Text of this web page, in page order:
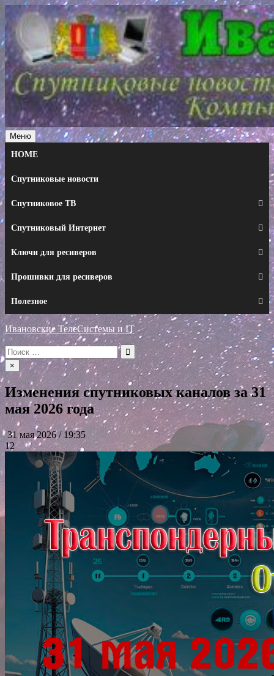
Перейти
к
содержимому
Меню
HOME
Спутниковые новости
Спутниковое ТВ
Спутниковый Интернет
Ключи для ресиверов
Прошивки для ресиверов
Полезное
Ивановские ТелеСистемы и IT
Искать:
×
Изменения спутниковых каналов за 31
мая 2026 года
31 мая 2026 / 19:35
12